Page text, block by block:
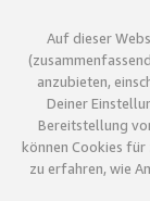
Auf dieser
anzubieten,
Deiner
Bereitstellung
können Cookies für
zu erfahren, wie